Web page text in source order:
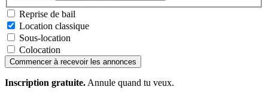
Reprise de bail
Location classique
Sous-location
Colocation
Commencer à recevoir les annonces
Inscription gratuite. Annule quand tu veux.